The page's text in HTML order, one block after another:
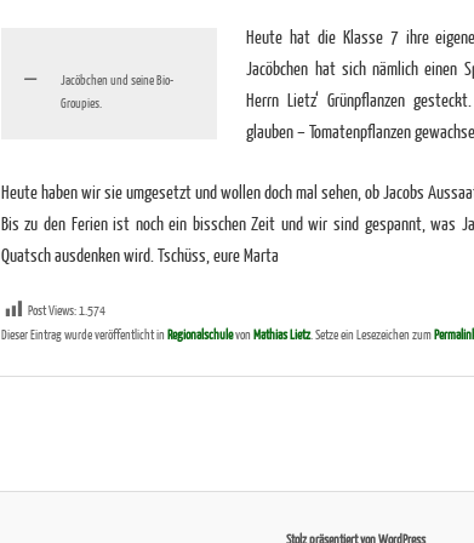
Jacöbchen und seine Bio-
Groupies.
Heute hat die Klasse 7 ihre
Jacöbchen hat sich nämlich einen
Herrn Lietz‘ Grünpflanzen
glauben – Tomatenpflanzen
Heute haben wir sie umgesetzt und wollen doch mal sehen, ob Jacobs
Bis zu den Ferien ist noch ein bisschen Zeit und wir sind gespannt, was
Quatsch ausdenken wird. Tschüss, eure Marta
Post Views:1.574
Dieser Eintrag wurde veröffentlicht in Regionalschulevon Mathias Lietz. Setze ein Lesezeichen zum
Stolz präsentiert von WordPress